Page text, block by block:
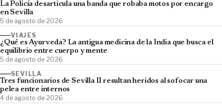
La Policía desarticula una banda que robaba motos por encargo
en Sevilla
5 de agosto de 2026
VIAJES
¿Qué es Ayurveda? La antigua medicina de la India que busca el
equilibrio entre cuerpo y mente
5 de agosto de 2026
SEVILLA
Tres funcionarios de Sevilla II resultan heridos al sofocar una
pelea entre internos
4 de agosto de 2026